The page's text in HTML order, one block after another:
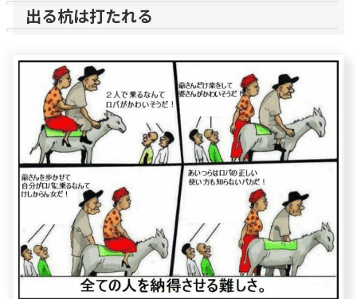
出る杭は打たれる